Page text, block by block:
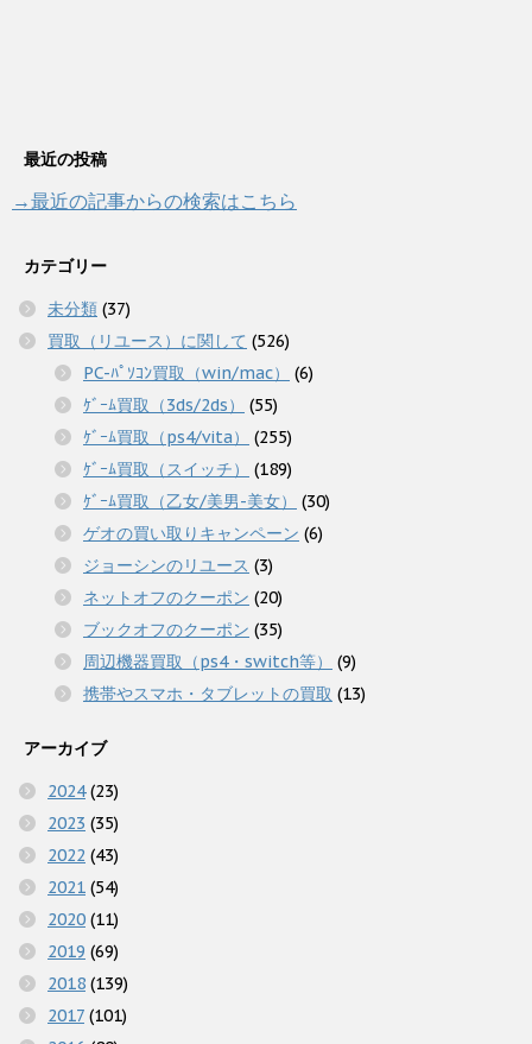
最近の投稿
→最近の記事からの検索はこちら
カテゴリー
未分類 (37)
買取（リユース）に関して (526)
PC-ﾊﾟｿｺﾝ買取（win/mac）
(6)
ｹﾞｰﾑ買取（3ds/2ds）
(55)
ｹﾞｰﾑ買取（ps4/vita）
(255)
ｹﾞｰﾑ買取（スイッチ）
(189)
ｹﾞｰﾑ買取（乙女/美男-美女）
(30)
ゲオの買い取りキャンペーン (6)
ジョーシンのリユース (3)
ネットオフのクーポン (20)
ブックオフのクーポン (35)
周辺機器買取（ps4・switch等）
(9)
携帯やスマホ・タブレットの買取 (13)
アーカイブ
2024(23)
2023 (35)
2022 (43)
2021 (54)
2020 (11)
2019 (69)
2018 (139)
2017 (101)